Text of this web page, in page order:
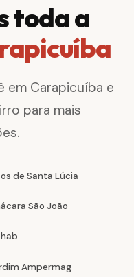
toda a
em Carapicuíba e
para mais
de Santa Lúcia
São João
Ampermag